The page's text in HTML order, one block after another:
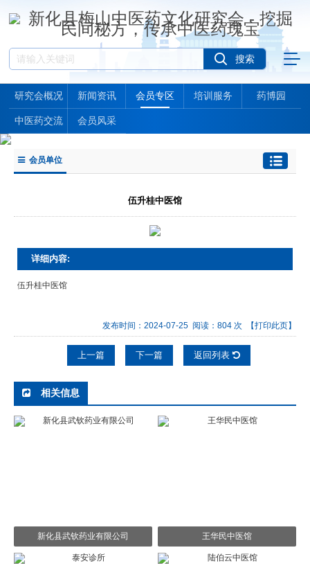
研究会概况 新闻资讯 会员专区 培训服务 药博园
中医药交流 会员风采
会员单位
伍升桂中医馆
详细内容:
伍升桂中医馆
发布时间：2024-07-25 阅读：804 次 【打印此页】
上一篇 下一篇 返回列表
相关信息
新化县武钦药业有限公司 王华民中医馆